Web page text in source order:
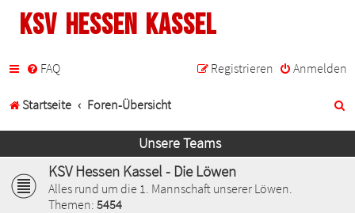
KSV Hessen Kassel
FAQ Anmelden
Registrieren
Startseite Foren-Übersicht
u
c
Unsere Teams
KSV Hessen Kassel - Die Löwen
Alles rund um die 1. Mannschaft unserer Löwen.
Themen: 5454